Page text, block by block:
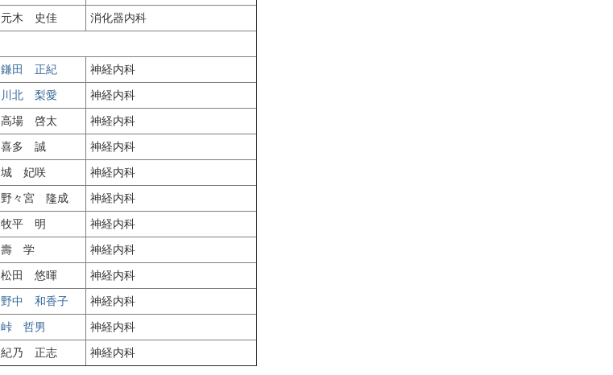
元木 史佳
消化器内科
鎌田 正紀
神経内科
川北 梨愛
神経内科
高場 啓太
神経内科
喜多 誠
神経内科
城 妃咲
神経内科
野々宮 隆成
神経内科
牧平 明
神経内科
壽 学
神経内科
松田 悠暉
神経内科
野中 和香子
神経内科
峠 哲男
神経内科
紀乃 正志 神経内科